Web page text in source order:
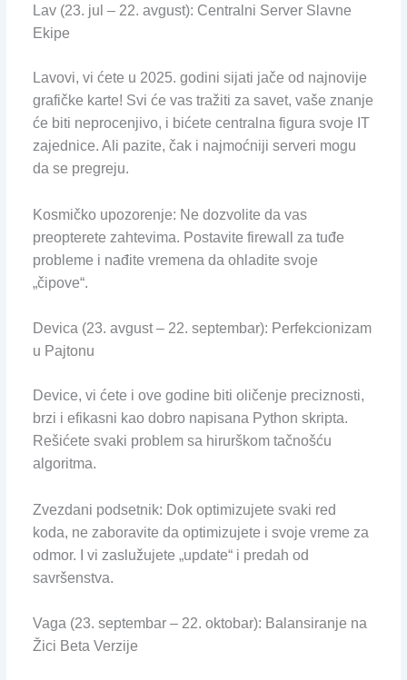
Lav (23. jul – 22. avgust): Centralni Server Slavne
Ekipe
Lavovi, vi ćete u 2025. godini sijati jače od najnovije
grafičke karte! Svi će vas tražiti za savet, vaše znanje
će biti neprocenjivo, i bićete centralna figura svoje IT
zajednice. Ali pazite, čak i najmoćniji serveri mogu
da se pregreju.
Kosmičko upozorenje: Ne dozvolite da vas
preopterete zahtevima. Postavite firewall za tuđe
probleme i nađite vremena da ohladite svoje
„čipove“.
Devica (23. avgust – 22. septembar): Perfekcionizam
u Pajtonu
Device, vi ćete i ove godine biti oličenje preciznosti,
brzi i efikasni kao dobro napisana Python skripta.
Rešićete svaki problem sa hirurškom tačnošću
algoritma.
Zvezdani podsetnik: Dok optimizujete svaki red
koda, ne zaboravite da optimizujete i svoje vreme za
odmor. I vi zaslužujete „update“ i predah od
savršenstva.
Vaga (23. septembar – 22. oktobar): Balansiranje na
Žici Beta Verzije